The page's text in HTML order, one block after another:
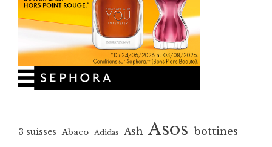
3 suisses Abaco Adidas Ash Asos bottines